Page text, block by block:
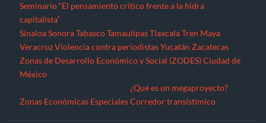
Seminario “El pensamiento crítico frente a la hidra
capitalista”
Sinaloa Sonora Tabasco Tamaulipas Tlaxcala Tren Maya
Veracruz Violencia contra periodistas Yucatán Zacatecas
Zonas de Desarrollo Económico y Social (ZODES) Ciudad de
México
Zonas Económicas Especiales
¿Qué es un megaproyecto?
Corredor transístimico